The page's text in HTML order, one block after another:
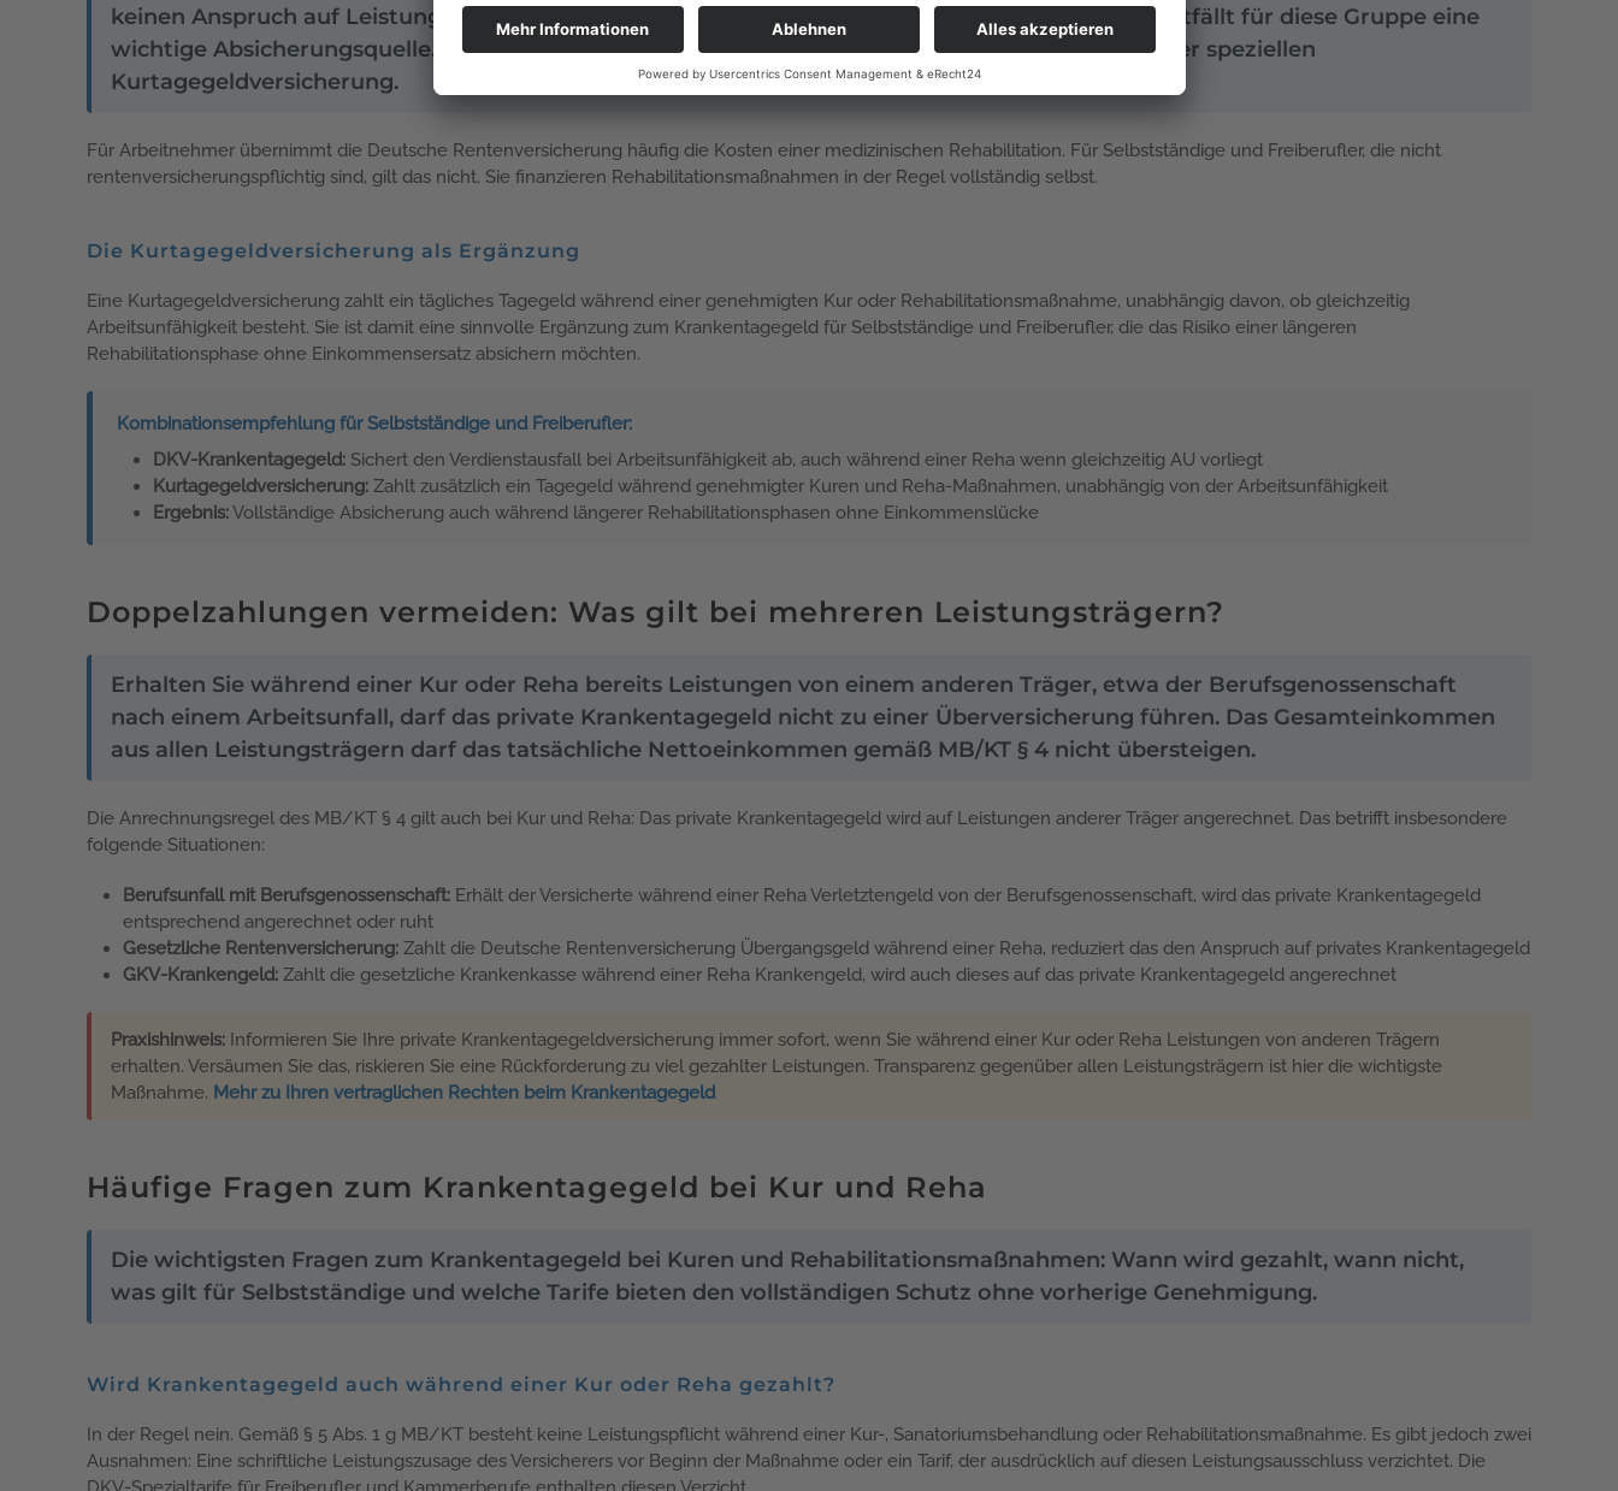
keinen Anspruch auf Leistungen der Deutschen Rentenversicherung bei Kur und Reha. Damit entfällt für diese Gruppe eine
wichtige Absicherungsquelle. Ergänzend zum Krankentagegeld empfiehlt sich der Abschluss einer speziellen
Kurtagegeldversicherung.
Für Arbeitnehmer übernimmt die Deutsche Rentenversicherung häufig die Kosten einer medizinischen Rehabilitation. Für Selbstständige und Freiberufler, die nicht
rentenversicherungspflichtig sind, gilt das nicht. Sie finanzieren Rehabilitationsmaßnahmen in der Regel vollständig selbst.
Die Kurtagegeldversicherung als Ergänzung
Eine Kurtagegeldversicherung zahlt ein tägliches Tagegeld während einer genehmigten Kur oder Rehabilitationsmaßnahme, unabhängig davon, ob gleichzeitig
Arbeitsunfähigkeit besteht. Sie ist damit eine sinnvolle Ergänzung zum Krankentagegeld für Selbstständige und Freiberufler, die das Risiko einer längeren
Rehabilitationsphase ohne Einkommensersatz absichern möchten.
Kombinationsempfehlung für Selbstständige und Freiberufler:
DKV-Krankentagegeld: Sichert den Verdienstausfall bei Arbeitsunfähigkeit ab, auch während einer Reha wenn gleichzeitig AU vorliegt
Kurtagegeldversicherung: Zahlt zusätzlich ein Tagegeld während genehmigter Kuren und Reha-Maßnahmen, unabhängig von der Arbeitsunfähigkeit
Ergebnis:Vollständige Absicherung auch während längerer Rehabilitationsphasen ohne Einkommenslücke
Doppelzahlungen vermeiden: Was gilt bei mehreren Leistungsträgern?
Erhalten Sie während einer Kur oder Reha bereits Leistungen von einem anderen Träger, etwa der Berufsgenossenschaft
nach einem Arbeitsunfall, darf das private Krankentagegeld nicht zu einer Überversicherung führen. Das Gesamteinkommen
aus allen Leistungsträgern darf das tatsächliche Nettoeinkommen gemäß MB/KT § 4 nicht übersteigen.
Die Anrechnungsregel des MB/KT § 4 gilt auch bei Kur und Reha: Das private Krankentagegeld wird auf Leistungen anderer Träger angerechnet. Das betrifft insbesondere
folgende Situationen:
Berufsunfall mit Berufsgenossenschaft: Erhält der Versicherte während einer Reha Verletztengeld von der Berufsgenossenschaft, wird das private Krankentagegeld
entsprechend angerechnet oder ruht
Gesetzliche Rentenversicherung: Zahlt die Deutsche Rentenversicherung Übergangsgeld während einer Reha, reduziert das den Anspruch auf privates Krankentagegeld
GKV-Krankengeld: Zahlt die gesetzliche Krankenkasse während einer Reha Krankengeld, wird auch dieses auf das private Krankentagegeld angerechnet
Praxishinweis: Informieren Sie Ihre private Krankentagegeldversicherung immer sofort, wenn Sie während einer Kur oder Reha Leistungen von anderen Trägern
erhalten. Versäumen Sie das, riskieren Sie eine Rückforderung zu viel gezahlter Leistungen. Transparenz gegenüber allen Leistungsträgern ist hier die wichtigste
Maßnahme. Mehr zu Ihren vertraglichen Rechten beim Krankentagegeld
Häufige Fragen zum Krankentagegeld bei Kur und Reha
Die wichtigsten Fragen zum Krankentagegeld bei Kuren und Rehabilitationsmaßnahmen: Wann wird gezahlt, wann nicht,
was gilt für Selbstständige und welche Tarife bieten den vollständigen Schutz ohne vorherige Genehmigung.
Wird Krankentagegeld auch während einer Kur oder Reha gezahlt?
In der Regel nein. Gemäß § 5 Abs. 1 g MB/KT besteht keine Leistungspflicht während einer Kur-, Sanatoriumsbehandlung oder Rehabilitationsmaßnahme. Es gibt jedoch zwei
Ausnahmen: Eine schriftliche Leistungszusage des Versicherers vor Beginn der Maßnahme oder ein Tarif, der ausdrücklich auf diesen Leistungsausschluss verzichtet. Die